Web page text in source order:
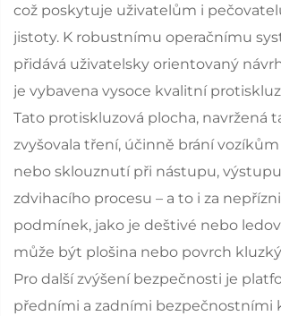
což poskytuje uživatelům i
jistoty. K robustnímu operačnímu
přidává uživatelsky orientovaný
je vybavena vysoce kvalitní
Tato protiskluzová plocha, navržená
zvyšovala tření, účinně brání
nebo sklouznutí při nástupu,
zdvihacího procesu – a to i za
podmínek, jako je deštivé nebo
může být plošina nebo povrch
Pro další zvýšení bezpečnosti je
předními a zadními bezpečnostními